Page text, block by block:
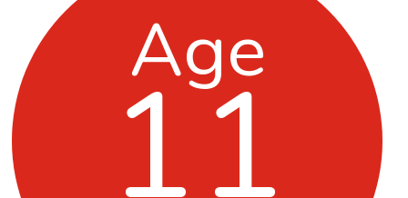
Age
11